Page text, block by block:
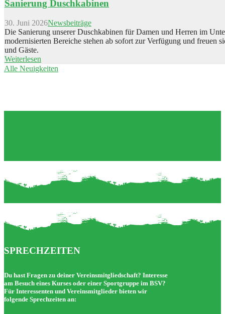
Sanierung Duschkabinen
30. Juni 2026Newsbeiträge
Die Sanierung unserer Duschkabinen für Damen und Herren im
modernisierten Bereiche stehen ab sofort zur Verfügung und freuen
und Gäste.
Weiterlesen
Alle Neuigkeiten
SPRECHZEITEN
Du hast Fragen zu deiner Vereinsmitgliedschaft? Interesse
am Besuch eines Kurses oder einer Sportgruppe im BSV?
Für Interessenten und Vereinsmitglieder bieten wir
folgende Sprechzeiten an: